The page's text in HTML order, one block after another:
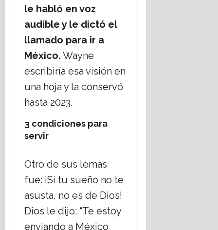
le habló en voz
audible y le dictó el
llamado para ir a
México. Wayne
escribiría esa visión en
una hoja y la conservó
hasta 2023.
3 condiciones para
servir
Otro de sus lemas
fue: ¡Si tu sueño no te
asusta, no es de Dios!
Dios le dijo: “Te estoy
enviando a México